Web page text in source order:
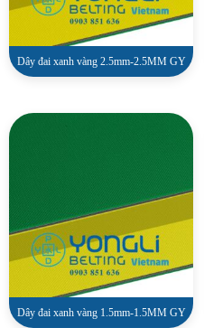
Dây đai xanh vàng 2.5mm-2.5MM GY
Dây đai xanh vàng 1.5mm-1.5MM GY